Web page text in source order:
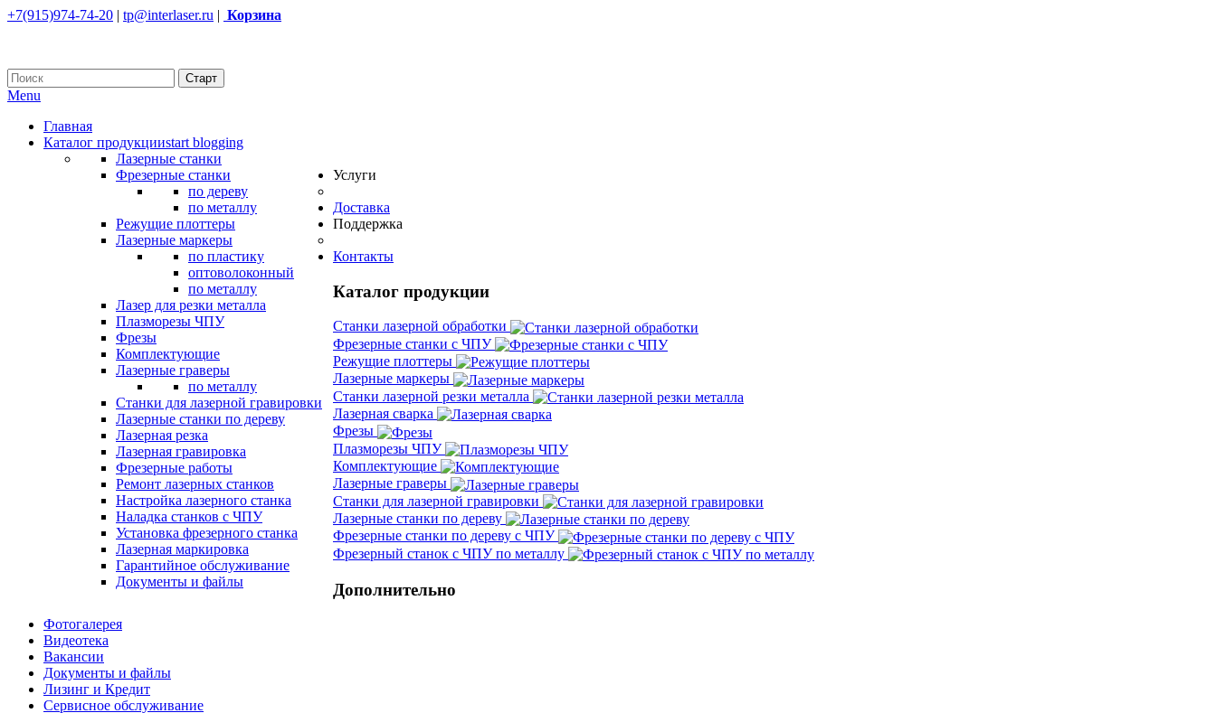
+7(915)974-74-20 | tp@interlaser.ru | Корзина
Menu
Главная
Каталог продукцииstart blogging
Лазерные станки
Фрезерные станки
по дереву
по металлу
Режущие плоттеры
Лазерные маркеры
по пластику
оптоволоконный
по металлу
Лазер для резки металла
Плазморезы ЧПУ
Фрезы
Комплектующие
Лазерные граверы
по металлу
Станки для лазерной гравировки
Лазерные станки по дереву
Услуги
Лазерная резка
Лазерная гравировка
Фрезерные работы
Ремонт лазерных станков
Настройка лазерного станка
Наладка станков с ЧПУ
Установка фрезерного станка
Лазерная маркировка
Доставка
Поддержка
Гарантийное обслуживание
Документы и файлы
Контакты
Каталог продукции
Станки лазерной обработки
Фрезерные станки с ЧПУ
Режущие плоттеры
Лазерные маркеры
Станки лазерной резки металла
Лазерная сварка
Фрезы
Плазморезы ЧПУ
Комплектующие
Лазерные граверы
Станки для лазерной гравировки
Лазерные станки по дереву
Фрезерные станки по дереву с ЧПУ
Фрезерный станок с ЧПУ по металлу
Дополнительно
Фотогалерея
Видеотека
Вакансии
Документы и файлы
Лизинг и Кредит
Сервисное обслуживание